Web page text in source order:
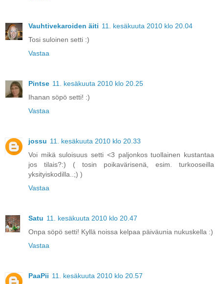
Vauhtivekaroiden äiti 11. kesäkuuta 2010 klo 20.04
Tosi suloinen setti :)
Vastaa
Pintse 11. kesäkuuta 2010 klo 20.25
Ihanan söpö setti! :)
Vastaa
jossu 11. kesäkuuta 2010 klo 20.33
Voi mikä suloisuus setti <3 paljonkos tuollainen kustantaa
jos tilais?:) ( tosin poikavärisenä, esim. turkooseilla
yksityiskodilla..;) )
Vastaa
Satu 11. kesäkuuta 2010 klo 20.47
Onpa söpö setti! Kyllä noissa kelpaa päiväunia nukuskella :)
Vastaa
PaaPii 11. kesäkuuta 2010 klo 20.57